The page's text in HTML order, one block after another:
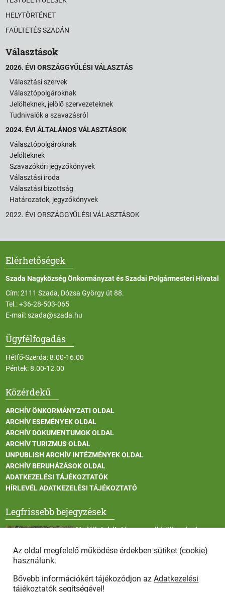
HELYTÖRTÉNET
FAÜLTETÉS SZADÁN
Választások
2026. ÉVI ORSZÁGGYŰLÉSI VÁLASZTÁS
Választási szervek
Választópolgároknak
Jelölteknek, jelölő szervezeteknek
Tudnivalók a szavazásról
2024. ÉVI ÁLTALÁNOS VÁLASZTÁSOK
Választópolgároknak
Jelölteknek
Szavazóköri jegyzőkönyvek
Választási iroda
Választási bizottság
Határozatok, jegyzőkönyvek
2022. ÉVI ORSZÁGGYŰLÉSI VÁLASZTÁSOK
Elérhetőségek
Szada Nagyközség Önkormányzat és Szadai Polgármesteri Hivatal
Cím: 2111 Szada, Dózsa György út 88.
Tel.:+36-28-503-065
E-mail:szada@szada.hu
Ügyfélfogadás
Hétfő-Szerda: 8.00-16.00
Péntek: 8.00-12.00
Közérdekű
ARCHÍV ÖNKORMÁNYZATI OLDAL
ARCHÍV ESEMÉNYEK OLDAL
ARCHÍV DOKUMENTUMOK OLDAL
ARCHÍV TURIZMUS OLDAL
UNPUBLISH ARCHÍV INTÉZMÉNYEK OLDAL
ARCHÍV BERUHÁZÁSOK OLDAL
ADATKEZELÉSI TÁJÉKOZTATÓK
HÍRLEVÉL ADATKEZELÉSI TÁJÉKOZTATÓ
Legfrissebb bejegyzések
Vadállatok itatása a rendkívüli melegben
Afrikai sertéspestis - kérések a lakosság felé
Az oldal megfelelő működése érdekben sütiket (cookie)
használunk.
Bővebb információkért tájékozódjon azAdatkezelési
tájékoztatók segítségével!